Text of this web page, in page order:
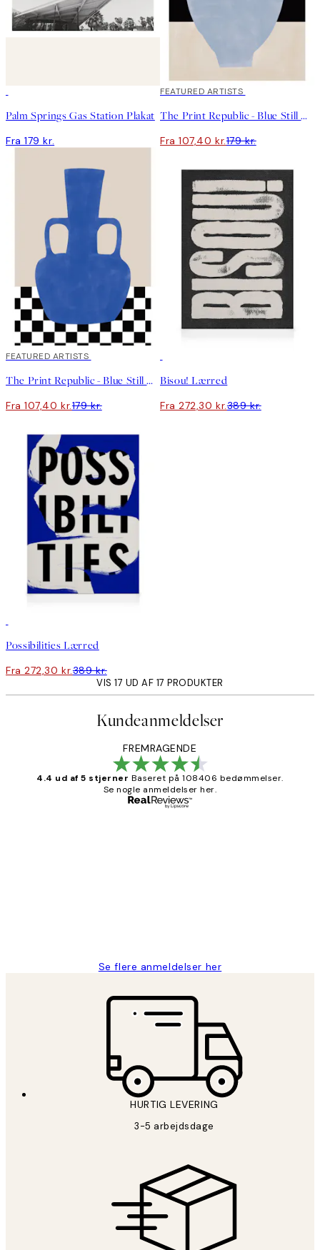
Palm Springs Gas Station Plakat
Fra 179 kr.
40%*
FEATURED ARTISTS
The Print Republic - Blue Still Life Poster No1 Plakat
Fra 107,40 kr.179 kr.
40%*
FEATURED ARTISTS
The Print Republic - Blue Still Life Poster No2 Plakat
Fra 107,40 kr.179 kr.
Bisou! Lærred
Fra 272,30 kr.389 kr.
Possibilities Lærred
Fra 272,30 kr.389 kr.
VIS 17 UD AF 17 PRODUKTER
Kundeanmeldelser
FREMRAGENDE
4.4 ud af 5 stjerner Baseret på 108406 bedømmelser.
Se nogle anmeldelser her.
Se flere anmeldelser her
HURTIG LEVERING
3-5 arbejdsdage